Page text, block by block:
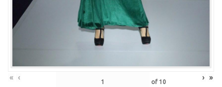
« ‹ of 10 › »